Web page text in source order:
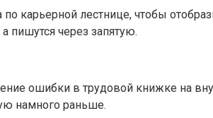
карьерной лестнице, чтобы
пишутся через запятую.
ошибки в трудовой книжке на
намного раньше.